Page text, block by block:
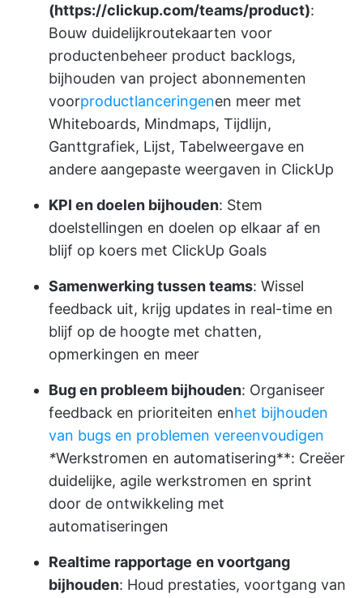
(https://clickup.com/teams/product):
Bouw duidelijkroutekaarten voor
productenbeheer product backlogs,
bijhouden van project abonnementen
voorproductlanceringenen meer met
Whiteboards, Mindmaps, Tijdlijn,
Ganttgrafiek, Lijst, Tabelweergave en
andere aangepaste weergaven in ClickUp
KPI en doelen bijhouden: Stem
doelstellingen en doelen op elkaar af en
blijf op koers met ClickUp Goals
Samenwerking tussen teams: Wissel
feedback uit, krijg updates in real-time en
blijf op de hoogte met chatten,
opmerkingen en meer
Bug en probleem bijhouden: Organiseer
feedback en prioriteiten enhet bijhouden
van bugs en problemen vereenvoudigen
*Werkstromen en automatisering**: Creëer
duidelijke, agile werkstromen en sprint
door de ontwikkeling met
automatiseringen
Realtime rapportage en voortgang
bijhouden: Houd prestaties, voortgang van